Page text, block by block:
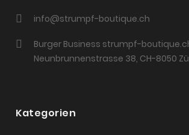
info@strumpf-boutique.ch
Burger Business strumpf-
Neunbrunnenstrasse 38, CH-8050
Kategorien